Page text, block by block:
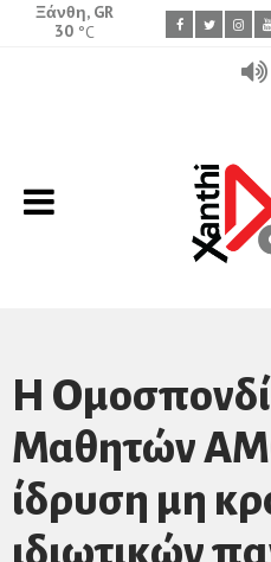
Ξάνθη, GR
30 °C
Η
Μαθητών
ίδρυση μη
ιδιωτικών